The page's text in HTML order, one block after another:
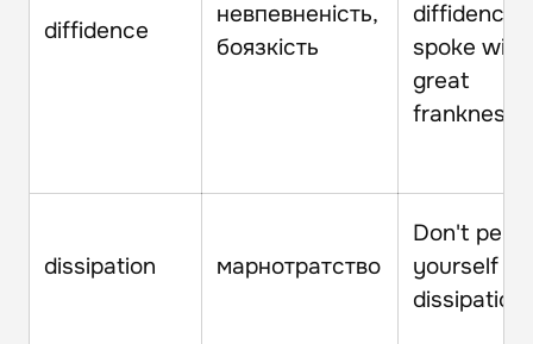
diffidence
невпевненість,
боязкість
diffidence
spoke with
great
frankness.
dissipation марнотратство
Don't
yourself
dissipation.